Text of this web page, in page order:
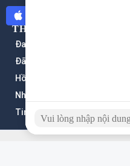
THỐNG KÊ
Đang truy cập:
Đã truy cập:
Hồ sơ tìm việc:
Nhà tuyển dụng:
Tin tuyển dụng: